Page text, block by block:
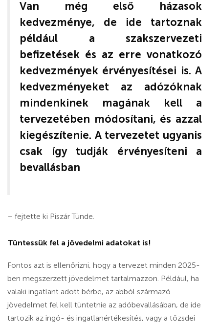
Van még első házasok
kedvezménye, de ide tartoznak
például a szakszervezeti
befizetések és az erre vonatkozó
kedvezmények érvényesítései is. A
kedvezményeket az adózóknak
mindenkinek magának kell a
tervezetében módosítani, és azzal
kiegészítenie. A tervezetet ugyanis
csak így tudják érvényesíteni a
bevallásban
– fejtette ki Piszár Tünde.
Tüntessük fel a jövedelmi adatokat is!
Fontos azt is ellenőrizni, hogy a tervezet minden 2025-
ben megszerzett jövedelmet tartalmazzon. Például, ha
valaki ingatlant adott bérbe, az abból származó
jövedelmet fel kell tüntetnie az adóbevallásában, de ide
tartozik az ingó- és ingatlanértékesítés, vagy a tőzsdei